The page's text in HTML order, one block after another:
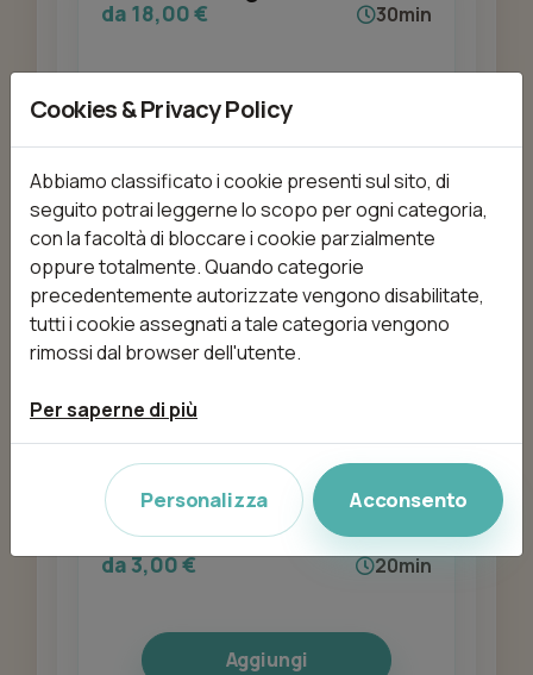
da 18,00 € 30min
Donna - Balayage
da 85,00 € 2h 10min
Donna - Colorazione
sopracciglia
da 3,00 € 20min
Aggiungi
Cookies & Privacy Policy
Abbiamo classificato i cookie presenti sul sito, di
seguito potrai leggerne lo scopo per ogni categoria,
con la facoltà di bloccare i cookie parzialmente
oppure totalmente. Quando categorie
precedentemente autorizzate vengono disabilitate,
tutti i cookie assegnati a tale categoria vengono
rimossi dal browser dell'utente.
Per saperne di più
Personalizza Acconsento